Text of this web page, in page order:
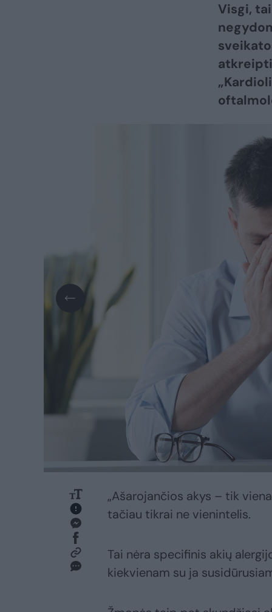
Visgi,
„Ašarojančios akys – tik
tačiau tikrai ne vienintelis.
Tai nėra specifinis akių
kiekvienam su ja